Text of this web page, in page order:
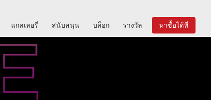
แกลเลอรี่ สนับสนุน บล็อก รางวัล หาซื้อได้ที่